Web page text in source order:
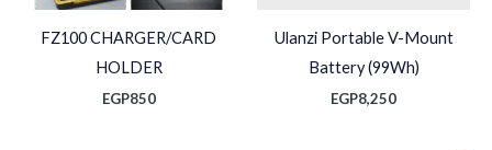
Ulanzi Portable V-Mount
Battery (99Wh)
EGP8,250
FZ100 CHARGER/CARD
HOLDER
EGP850